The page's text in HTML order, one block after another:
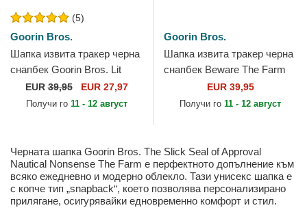
(5)
Goorin Bros.
Шапка извита тракер черна
снапбек Goorin Bros. Lit
Firefly Luxury Moon The
Farm Black and White...
EUR39,95 EUR 27,97
Получи го 11 - 12 август
Goorin Bros.
Шапка извита тракер черна
снапбек Beware The Farm
от Goorin Bros.
EUR 39,95
Получи го 11 - 12 август
Черната шапка Goorin Bros. The Slick Seal of Approval
Nautical Nonsense The Farm е перфектното допълнение към
всяко ежедневно и модерно облекло. Тази унисекс шапка е
с копче тип „snapback“, което позволява персонализирано
прилягане, осигурявайки едновременно комфорт и стил.